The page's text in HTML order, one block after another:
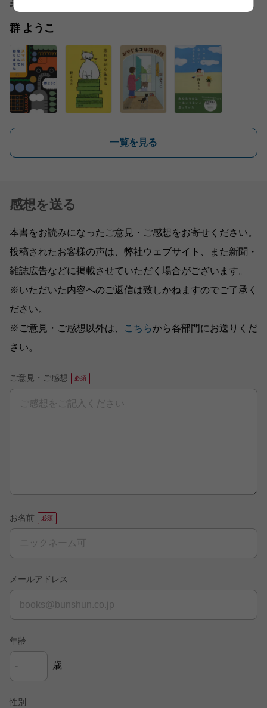
著者
群 ようこ
一覧を見る
感想を送る
本書をお読みになったご意見・ご感想をお寄せください。
投稿されたお客様の声は、弊社ウェブサイト、また新聞・
雑誌広告などに掲載させていただく場合がございます。
※いただいた内容へのご返信は致しかねますのでご了承く
ださい。
※ご意見・ご感想以外は、
こちらから各部門にお送りくだ
さい。
ご意見・ご感想
お名前
メールアドレス
年齢
歳
性別